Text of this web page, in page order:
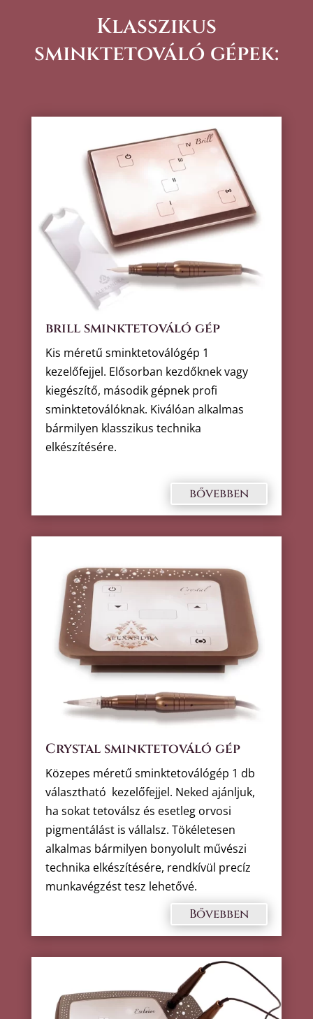
Klasszikus
sminktetováló gépek:
brill sminktetováló gép
Kis méretű sminktetoválógép 1
kezelőfejjel. Elősorban kezdőknek vagy
kiegészítő, második gépnek profi
sminktetoválóknak. Kiválóan alkalmas
bármilyen klasszikus technika
elkészítésére.
bővebben
Crystal sminktetováló gép
Közepes méretű sminktetoválógép 1 db
választható kezelőfejjel. Neked ajánljuk,
ha sokat tetoválsz és esetleg orvosi
pigmentálást is vállalsz. Tökéletesen
alkalmas bármilyen bonyolult művészi
technika elkészítésére, rendkívül precíz
munkavégzést tesz lehetővé.
Bővebben